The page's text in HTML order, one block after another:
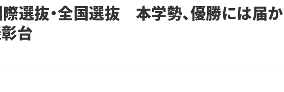
選抜・全国選抜 本学勢、優勝には
台